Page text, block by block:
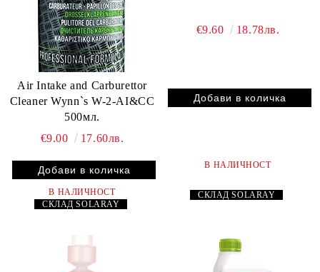
Air Intake and Carburettor
Cleaner Wynn`s W-2-AI&CC
500мл.
€9.00
17.60лв.
В НАЛИЧНОСТ
СКЛАДSOLARAY
€9.60 18.78лв.
В НАЛИЧНОСТ
СКЛАДSOLARAY